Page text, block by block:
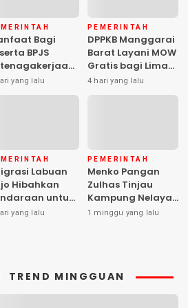
Bagi
BPJS
Santunan
hingga
yang lalu
PEMERINTAH
DPPKB Manggarai
Barat Layani MOW
Gratis bagi Lima
Peserta, Biaya
Ditanggung
4 hari yang lalu
Labuan
Hibahkan
untuk
Desa Cegah
yang lalu
PEMERINTAH
Menko Pangan
Zulhas Tinjau
Kampung Nelayan
Modern Warloka,
1 minggu yang lalu
TREND MINGGUAN